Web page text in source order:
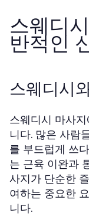
스웨디
반적인
스웨디시
스웨디시 마사
니다. 많은 사람
를 부드럽게 쓰
는 근육 이완과
사지가 단순한
여하는 중요한
니다.